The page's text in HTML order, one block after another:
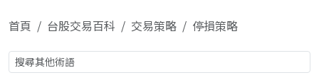
首頁 台股交易百科 交易策略 停損策略